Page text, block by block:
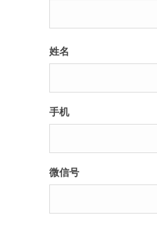
出彩2016
辉煌2013
姓名
手机
微信号